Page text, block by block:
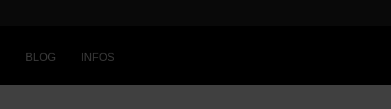
BLOG INFOS